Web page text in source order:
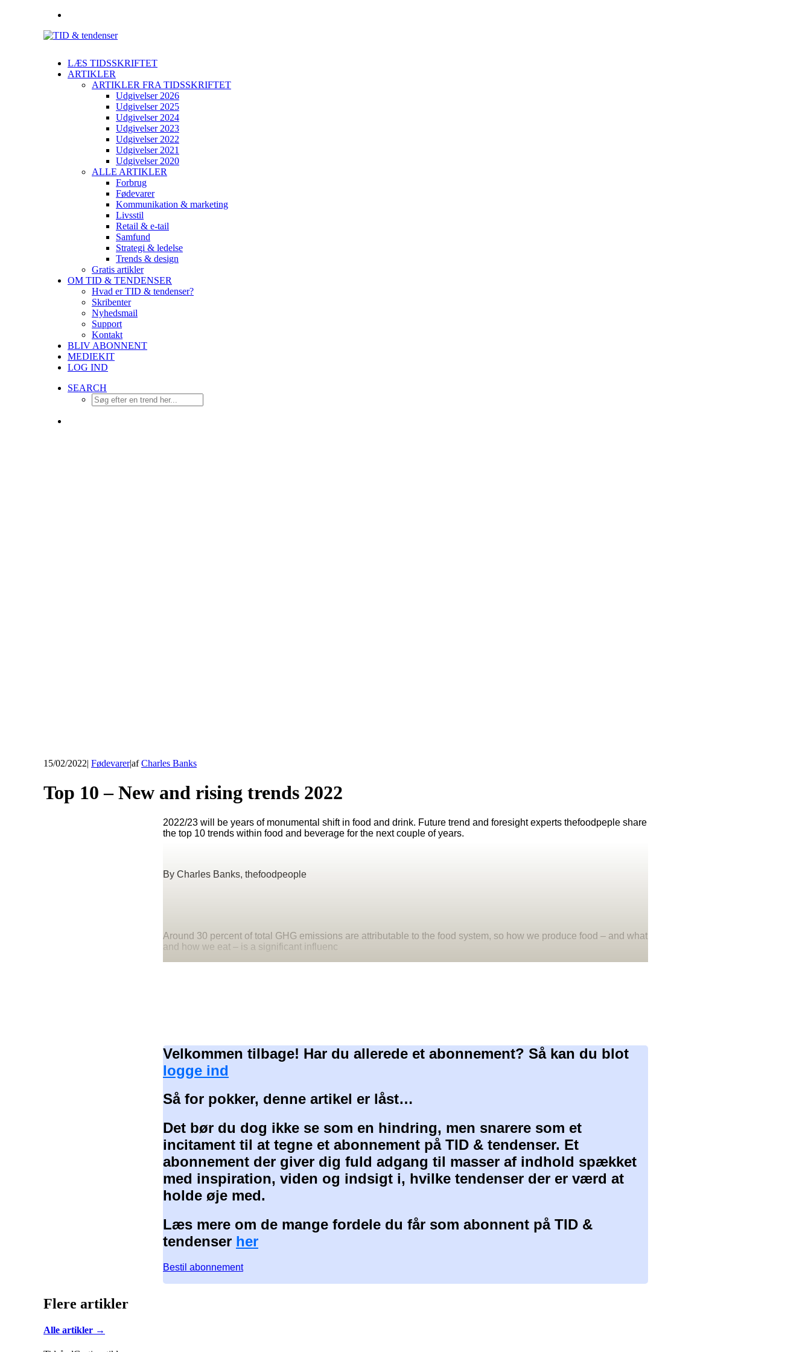
LÆS TIDSSKRIFTET
ARTIKLER
ARTIKLER FRA TIDSSKRIFTET
Udgivelser 2026
Udgivelser 2025
Udgivelser 2024
Udgivelser 2023
Udgivelser 2022
Udgivelser 2021
Udgivelser 2020
ALLE ARTIKLER
Forbrug
Fødevarer
Kommunikation & marketing
Livsstil
Retail & e-tail
Samfund
Strategi & ledelse
Trends & design
Gratis artikler
OM TID & TENDENSER
Hvad er TID & tendenser?
Skribenter
Nyhedsmail
Support
Kontakt
BLIV ABONNENT
MEDIEKIT
LOG IND
SEARCH
15/02/2022| Fødevarer|afCharles Banks
Top 10 – New and rising trends 2022
2022/23 will be years of monumental shift in food and drink. Future trend and foresight experts thefoodpeple share
the top 10 trends within food and beverage for the next couple of years.
By Charles Banks, thefoodpeople
Around 30 percent of total GHG emissions are attributable to the food system, so how we produce food – and what
and how we eat – is a significant influenc
Velkommen tilbage! Har du allerede et abonnement? Så kan du blot
logge ind
Så for pokker, denne artikel er låst…
Det bør du dog ikke se som en hindring, men snarere som et
incitament til at tegne et abonnement på TID & tendenser. Et
abonnement der giver dig fuld adgang til masser af indhold spækket
med inspiration, viden og indsigt i, hvilke tendenser der er værd at
holde øje med.
Læs mere om de mange fordele du får som abonnent på TID &
tendenser her
Bestil abonnement
Flere artikler
Alle artikler →